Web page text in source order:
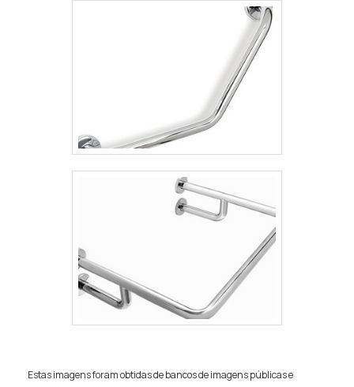
Estas imagens foram obtidas de bancos de imagens públicas e